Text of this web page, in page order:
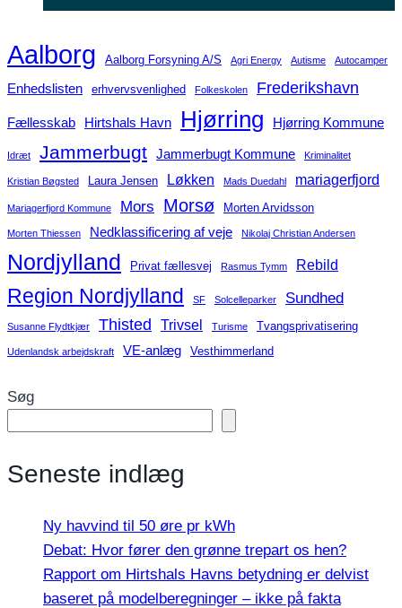
Aalborg Aalborg Forsyning A/S Agri Energy Autisme Autocamper
Enhedslisten erhvervsvenlighed Folkeskolen Frederikshavn
Fællesskab Hirtshals Havn Hjørring Hjørring Kommune
Idræt Jammerbugt Jammerbugt Kommune Kriminalitet
Kristian Bøgsted Laura Jensen Løkken Mads Duedahl mariagerfjord
Mariagerfjord Kommune Mors Morsø Morten Arvidsson
Morten Thiessen Nedklassificering af veje Nikolaj Christian Andersen
Nordjylland Privat fællesvej Rasmus Tymm Rebild
Region Nordjylland SF Solcelleparker Sundhed
Susanne Flydtkjær Thisted Trivsel Turisme Tvangsprivatisering
Udenlandsk arbejdskraft VE-anlæg Vesthimmerland
Søg
Seneste indlæg
Ny havvind til 50 øre pr kWh
Debat: Hvor fører den grønne trepart os hen?
Rapport om Hirtshals Havns betydning er delvist
baseret på modelberegninger – ikke på fakta